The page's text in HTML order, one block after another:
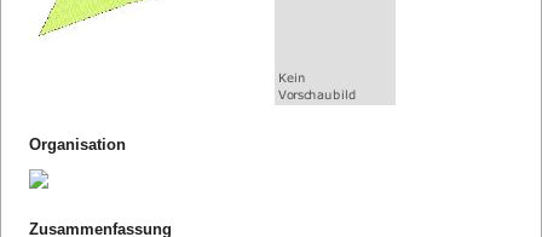
Organisation
Zusammenfassung